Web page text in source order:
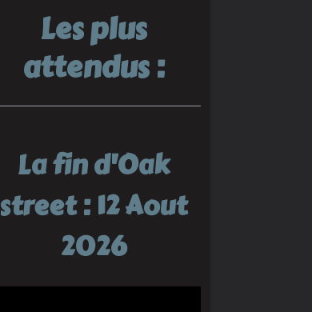
Les plus
attendus :
La fin d'Oak
street : 12 Aout
2026